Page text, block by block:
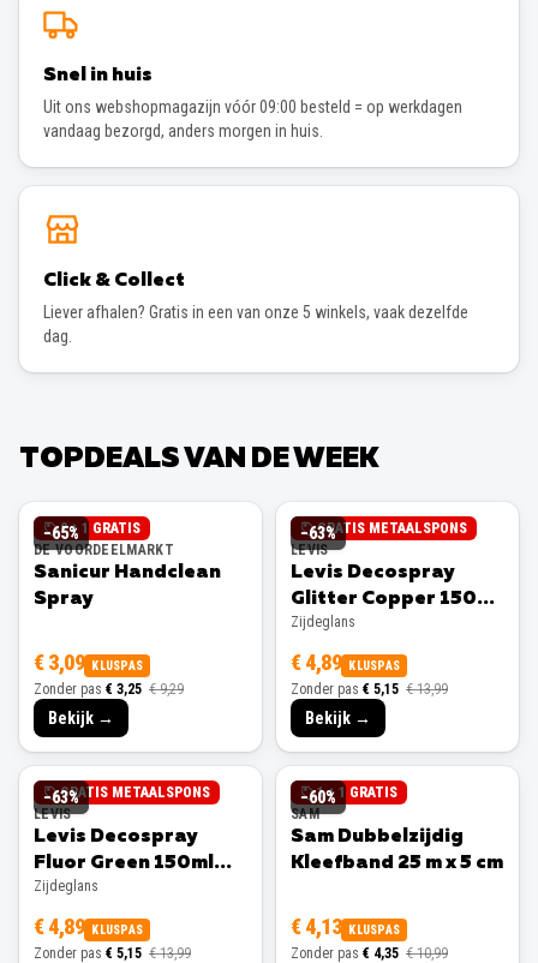
Snel in huis
Uit ons webshopmagazijn vóór 09:00 besteld = op werkdagen
vandaag bezorgd, anders morgen in huis.
Click & Collect
Liever afhalen? Gratis in een van onze 5 winkels, vaak dezelfde
dag.
TOPDEALS VAN DE WEEK
−65%
2 + 1 GRATIS
DE VOORDEELMARKT
Sanicur Handclean
Spray
€ 3,09 KLUSPAS
Zonder pas € 3,25 € 9,29
Bekijk →
−63%
GRATIS METAALSPONS
LEVIS
Levis Decospray
Glitter Copper 150ml
Zijdeglans
Zijdeglans
€ 4,89 KLUSPAS
Zonder pas € 5,15 € 13,99
Bekijk →
−63%
GRATIS METAALSPONS
LEVIS
Levis Decospray
Fluor Green 150ml
Zijdeglans
Zijdeglans
€ 4,89 KLUSPAS
Zonder pas € 5,15 € 13,99
−60%
1 + 1 GRATIS
SAM
Sam Dubbelzijdig
Kleefband 25 m x 5 cm
€ 4,13 KLUSPAS
Zonder pas € 4,35 € 10,99